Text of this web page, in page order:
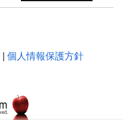
個人情報保護方針